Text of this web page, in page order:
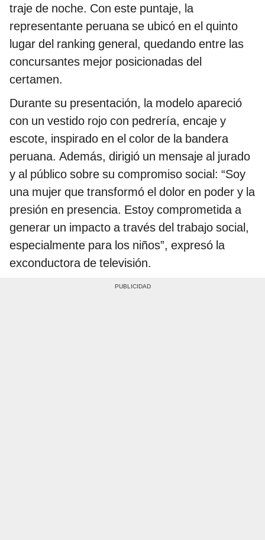
traje de noche. Con este puntaje, la
representante peruana se ubicó en el quinto
lugar del ranking general, quedando entre las
concursantes mejor posicionadas del
certamen.
Durante su presentación, la modelo apareció
con un vestido rojo con pedrería, encaje y
escote, inspirado en el color de la bandera
peruana. Además, dirigió un mensaje al jurado
y al público sobre su compromiso social: “Soy
una mujer que transformó el dolor en poder y la
presión en presencia. Estoy comprometida a
generar un impacto a través del trabajo social,
especialmente para los niños”, expresó la
exconductora de televisión.